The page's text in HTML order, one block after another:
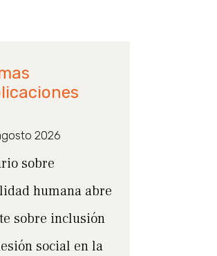
2026
sobre
humana abre
sobre inclusión
social en la